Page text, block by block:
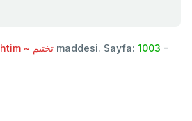
Tahtim ~ تختيم maddesi. Sayfa: 1003 -